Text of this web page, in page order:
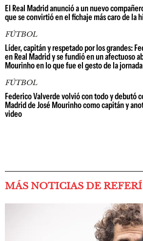
El Real Madrid anunció a un nuevo
que se convirtió en el fichaje más caro de la
FÚTBOL
Líder, capitán y respetado por los grandes:
en Real Madrid y se fundió en un afectuoso
Mourinho en lo que fue el gesto de la jornada
FÚTBOL
Federico Valverde volvió con todo y debutó
Madrid de José Mourinho como capitán y
video
MÁS NOTICIAS DE REFERÍ